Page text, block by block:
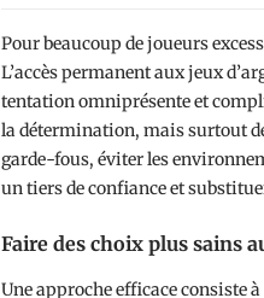
Pour beaucoup de joueurs
L’accès permanent aux jeux
tentation omniprésente et
la détermination, mais surtout
garde-fous, éviter les
un tiers de confiance et
Faire des choix plus sains
Une approche efficace consiste